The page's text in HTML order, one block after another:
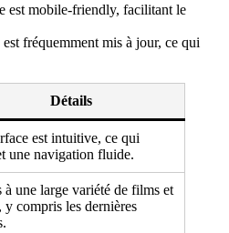
est mobile-friendly, facilitant le
fréquemment mis à jour, ce qui
Détails
est intuitive, ce qui
une navigation fluide.
à une large variété de films et
y compris les dernières